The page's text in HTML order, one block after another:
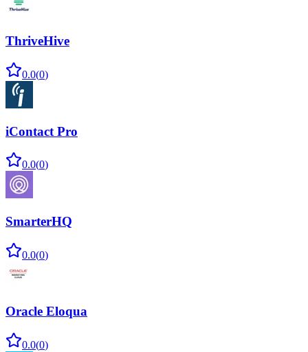
ThriveHive
0.0(0)
iContact Pro
0.0(0)
SmarterHQ
0.0(0)
Oracle Eloqua
0.0(0)